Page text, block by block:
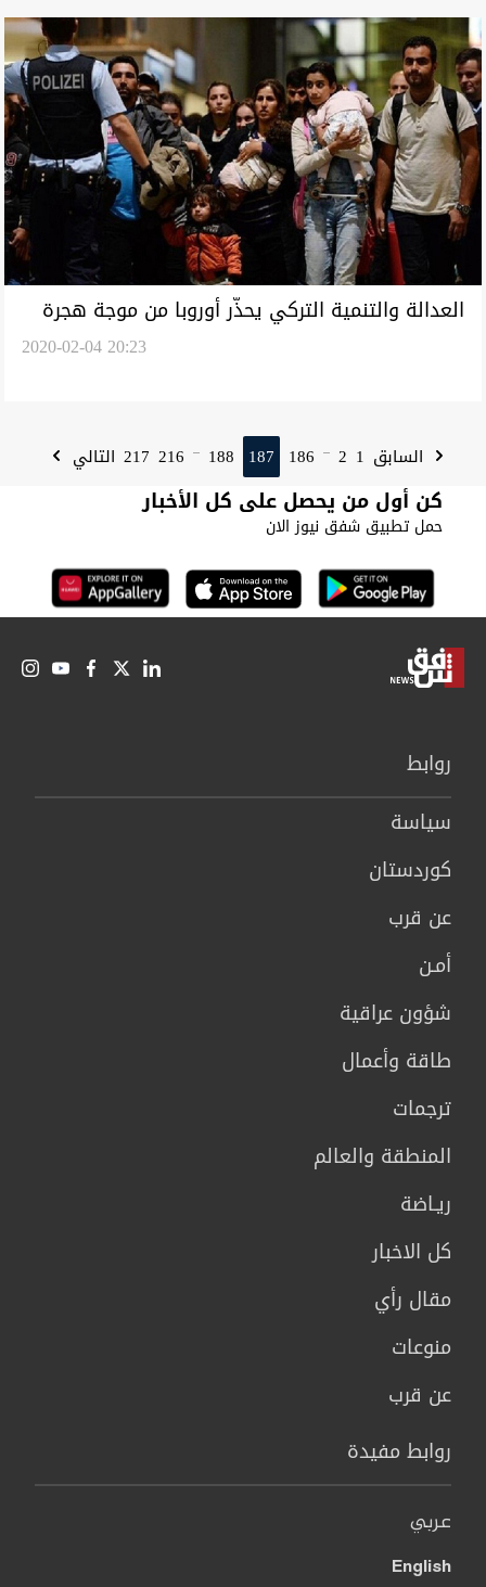
العدالة والتنمية التركي يحذّر أوروبا من موجة هجرة
2020-02-04 20:23
السابق 1
2
...
186
187
188
...
216
217 التالي
كن أول من يحصل على كل الأخبار
حمل تطبيق شفق نيوز الان
روابط
سیاسة
كوردستان
عن قرب
أمـن
شؤون عراقية
طاقة وأعمال
ترجمات
المنطقة والعالم
ريـاضة
كل الاخبار
مقال رأي
منوعات
عن قرب
روابط مفيدة
عربي
English